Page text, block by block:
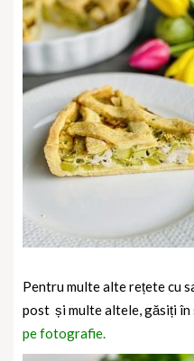
Pentru multe alte rețete cu
post și multe altele, găsiți în
pe fotografie.